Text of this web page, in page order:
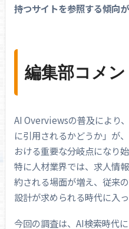
持つサイトを参照する傾向
編集部コメン
AI Overviewsの普及により
に引用されるかどうか」が
おける重要な分岐点になり始
特に人材業界では、求人情
約される場面が増え、従来
設計が求められる時代に入
今回の調査は、AI検索時代